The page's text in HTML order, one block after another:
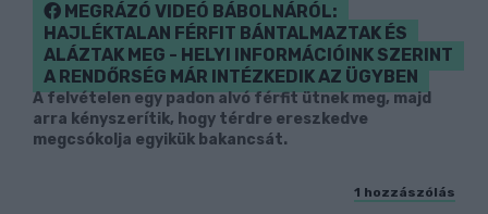
MEGRÁZÓ VIDEÓ BÁBOLNÁRÓL:
HAJLÉKTALAN FÉRFIT BÁNTALMAZTAK ÉS
ALÁZTAK MEG - HELYI INFORMÁCIÓINK SZERINT
A RENDŐRSÉG MÁR INTÉZKEDIK AZ ÜGYBEN
A felvételen egy padon alvó férfit ütnek meg, majd
arra kényszerítik, hogy térdre ereszkedve
megcsókolja egyikük bakancsát.
1 hozzászólás